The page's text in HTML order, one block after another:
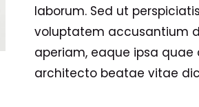
laborum. Sed ut
voluptatem accusantium
aperiam, eaque ipsa
architecto beatae vitae